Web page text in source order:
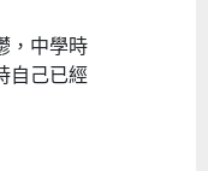
，中學時
自己已經
CTM